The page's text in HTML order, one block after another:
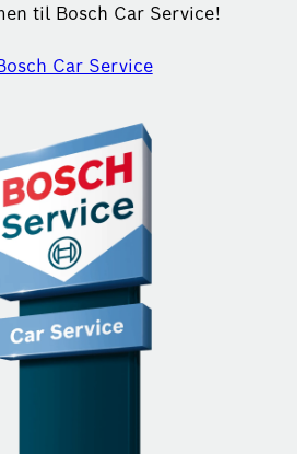
til Bosch Car Service!
Car Service